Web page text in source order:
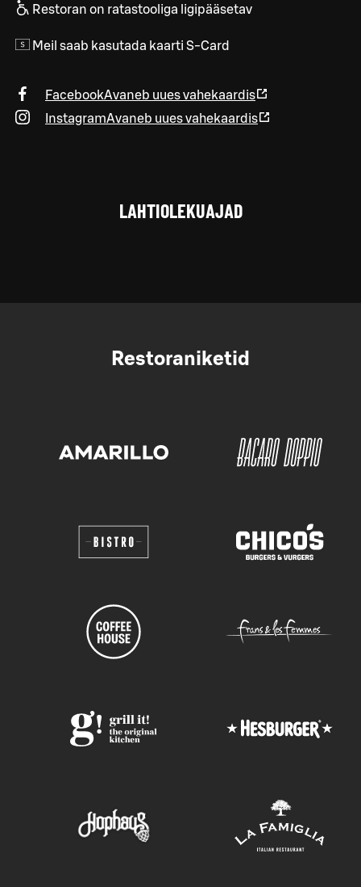
Restoran on ratastooliga ligipääsetav
Meil saab kasutada kaarti S-Card
FacebookAvaneb uues vahekaardis
InstagramAvaneb uues vahekaardis
LAHTIOLEKUAJAD
Restoraniketid